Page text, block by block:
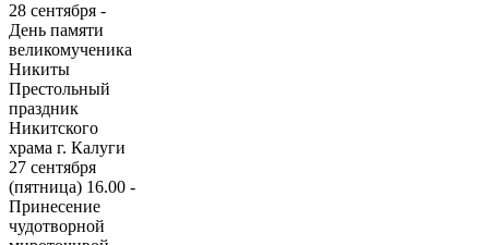
28 сентября -
День памяти
великомученика
Никиты
Престольный
праздник
Никитского
храма г. Калуги
27 сентября
(пятница) 16.00 -
Принесение
чудотворной